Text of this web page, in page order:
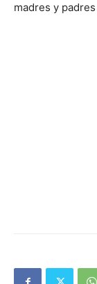
madres y